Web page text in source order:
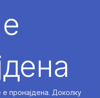
пронајдена. Доколку